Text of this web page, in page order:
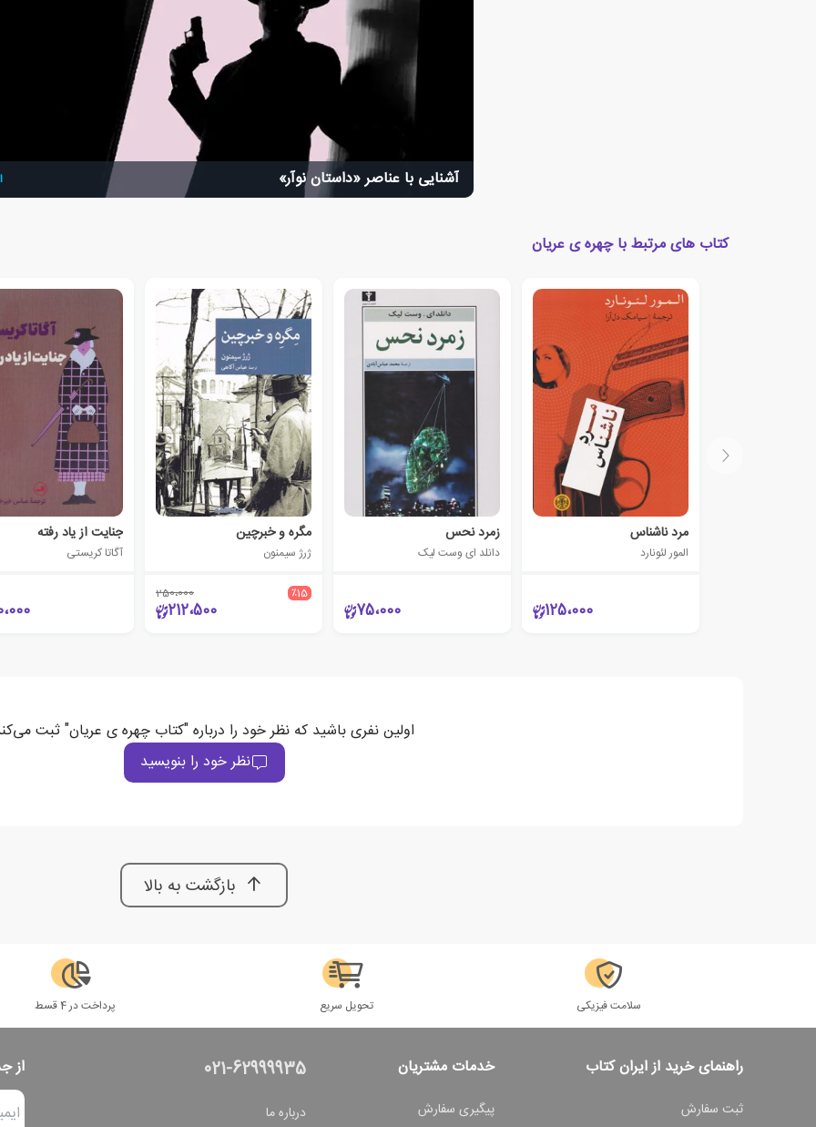
آشنایی با عناصر «داستان نوآر»
کتاب های مرتبط با چهره ی عریان
مرد ناشناس
المور لئونارد
125،000
زمرد نحس
دانلد ای وست لیک
75،000
مگره و خبرچین
ژرژ سیمنون
٪15 250،000
212،500
جنایت از یاد رفته
آگاتا کریستی
اولین نفری باشید که نظر خود را درباره "کتاب چهره ی عریان" ثبت
نظر خود را بنویسید
بازگشت به بالا
سلامت فیزیکی تحویل سریع پرداخت در 4 قسط
راهنمای خرید از ایران کتاب
ثبت سفارش
خدمات مشتریان
پیگیری سفارش
021-62999935
درباره ما
از